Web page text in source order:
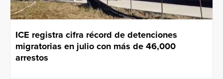
ICE registra cifra récord de detenciones
migratorias en julio con más de 46,000
arrestos